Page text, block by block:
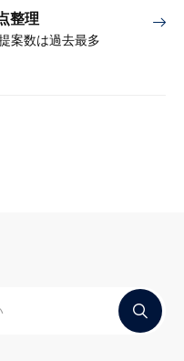
整理
案数は過去最多